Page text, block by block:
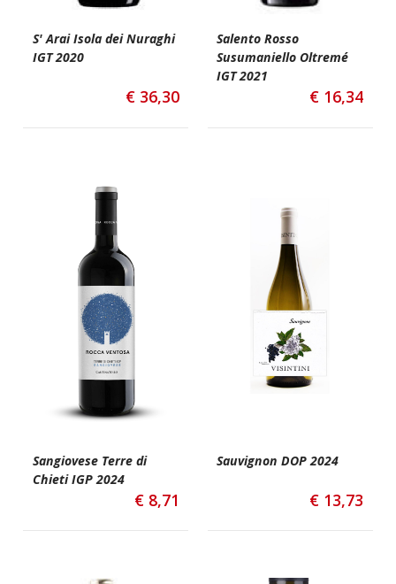
S' Arai Isola dei Nuraghi
IGT 2020
€ 36,30
Salento Rosso
Susumaniello Oltremé
IGT 2021
€ 16,34
Sangiovese Terre di
Chieti IGP 2024
€ 8,71
Sauvignon DOP 2024
€ 13,73